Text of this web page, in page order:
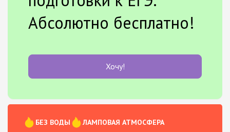
Абсолютно бесплатно!
Хочу!
БЕЗ ВОДЫ
ЛАМПОВАЯ АТМОСФЕРА